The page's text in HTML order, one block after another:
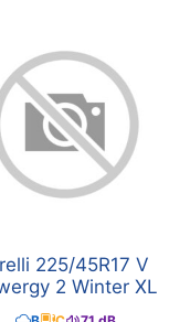
225/45R17 V
2 Winter XL